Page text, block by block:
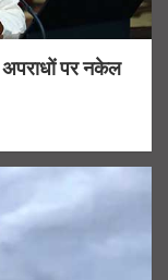
पर नकेल